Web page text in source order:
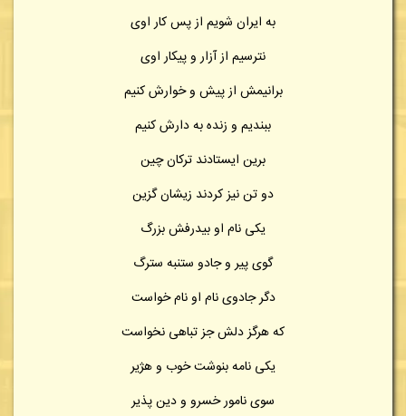
به ایران شویم از پس کار اوی
نترسیم از آزار و پیکار اوی
برانیمش از پیش و خوارش کنیم
ببندیم و زنده به دارش کنیم
برین ایستادند ترکان چین
دو تن نیز کردند زیشان گزین
یکی نام او بیدرفش بزرگ
گوی پیر و جادو ستنبه سترگ
دگر جادوی نام او نام خواست
که هرگز دلش جز تباهی نخواست
یکی نامه بنوشت خوب و هژیر
سوی نامور خسرو و دین پذیر